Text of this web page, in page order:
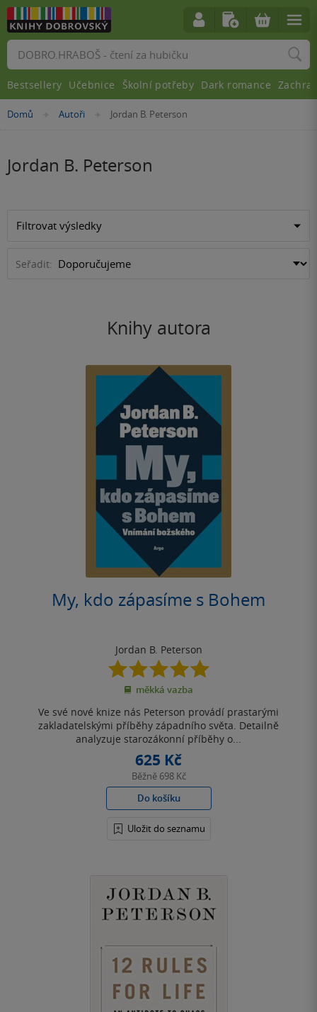
Nacházíte
Domů »Autoři »Jordan B. Peterson
Jordan B. Peterson
Filtrovat výsledky
Seřadit:
Knihy autora
My, kdo zápasíme s Bohem
Jordan B. Peterson
5.0
z
5
měkká vazba
Ve své nové knize nás Peterson provádí prastarými
zakladatelskými příběhy západního světa. Detailně
analyzuje starozákonní příběhy o...
625 Kč
Běžně 698 Kč
Do košíku
Uložit do seznamu
Vyhledávání
Bestsellery Učebnice Školní potřeby Dark romance